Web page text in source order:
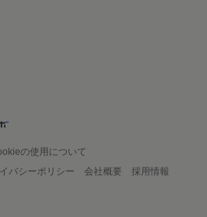
の使用について
バシーポリシー 会社概要
採用情報